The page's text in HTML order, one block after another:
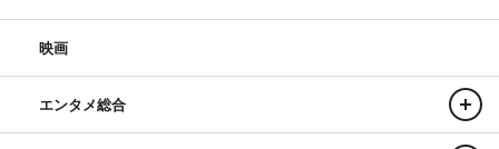
映画
エンタメ総合